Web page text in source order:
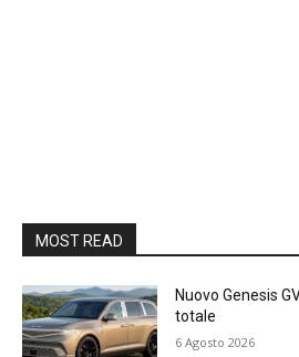
MOST READ
Nuovo Genesis
totale
6 Agosto 2026